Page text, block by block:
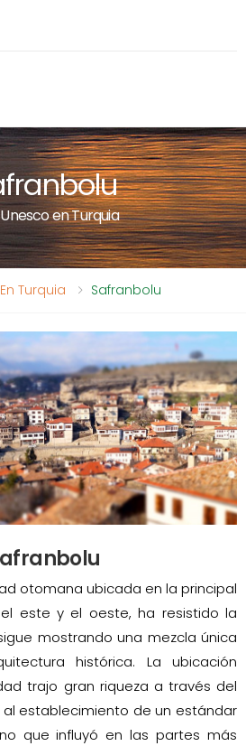
mobile menu
en Turquia
Turquia Safranbolu
otomana ubicada en la principal
este y el oeste, ha resistido la
mostrando una mezcla única
histórica. La ubicación
trajo gran riqueza a través del
establecimiento de un estándar
que influyó en las partes más